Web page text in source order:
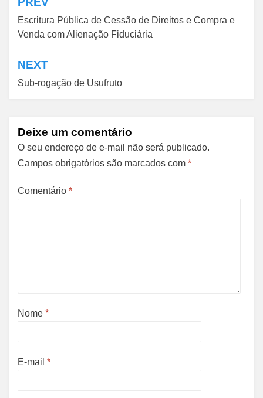
Navegação
de
Escritura Pública de Cessão de Direitos e Compra e
Venda com Alienação Fiduciária
NEXT
Sub-rogação de Usufruto
Deixe um comentário
O seu endereço de e-mail não será publicado.
Campos obrigatórios são marcados com *
Comentário *
Nome *
E-mail *